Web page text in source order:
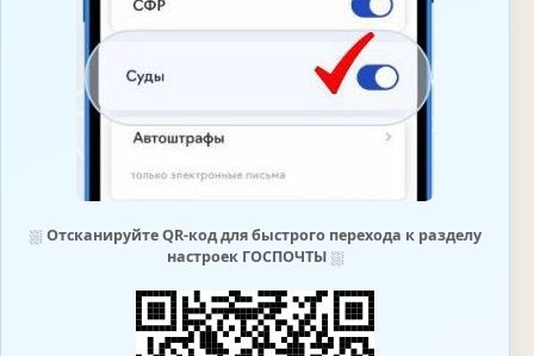
⛆ Отсканируйте QR-код для быстрого перехода к разделу
настроек ГОСПОЧТЫ⛆